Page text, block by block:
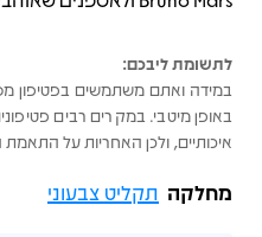
לתשומת ליבכם:
במידה ואתם משתמשים בפטיפון
באופן מיטבי. במקרים רבים
איכותיים, ולכן האחריות על
מחלקה תקליט צבעוני